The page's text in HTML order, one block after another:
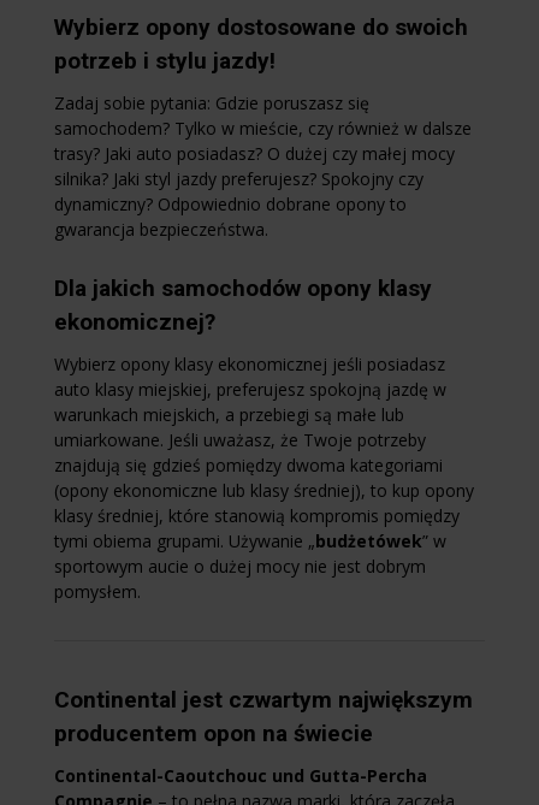
Wybierz opony dostosowane do swoich
potrzeb i stylu jazdy!
Zadaj sobie pytania: Gdzie poruszasz się
samochodem? Tylko w mieście, czy również w dalsze
trasy? Jaki auto posiadasz? O dużej czy małej mocy
silnika? Jaki styl jazdy preferujesz? Spokojny czy
dynamiczny? Odpowiednio dobrane opony to
gwarancja bezpieczeństwa.
Dla jakich samochodów opony klasy
ekonomicznej?
Wybierz opony klasy ekonomicznej jeśli posiadasz
auto klasy miejskiej, preferujesz spokojną jazdę w
warunkach miejskich, a przebiegi są małe lub
umiarkowane. Jeśli uważasz, że Twoje potrzeby
znajdują się gdzieś pomiędzy dwoma kategoriami
(opony ekonomiczne lub klasy średniej), to kup opony
klasy średniej, które stanowią kompromis pomiędzy
tymi obiema grupami. Używanie „budżetówek” w
sportowym aucie o dużej mocy nie jest dobrym
pomysłem.
Continental jest czwartym największym
producentem opon na świecie
Continental-Caoutchouc und Gutta-Percha